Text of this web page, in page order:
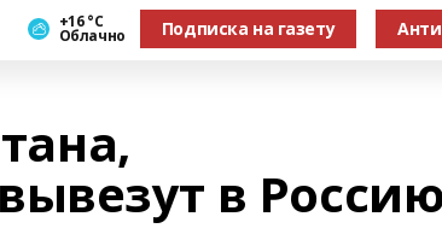
+16 °С
Облачно Подписка на газету
в Россию